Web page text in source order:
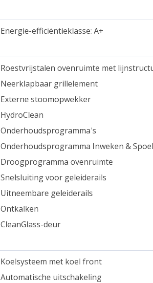
Energie-efficiëntieklasse: A+
Roestvrijstalen ovenruimte met
Neerklapbaar grillelement
Externe stoomopwekker
HydroClean
Onderhoudsprogramma's
Onderhoudsprogramma Inweken &
Droogprogramma ovenruimte
Snelsluiting voor geleiderails
Uitneembare geleiderails
Ontkalken
CleanGlass-deur
Koelsysteem met koel front
Automatische uitschakeling